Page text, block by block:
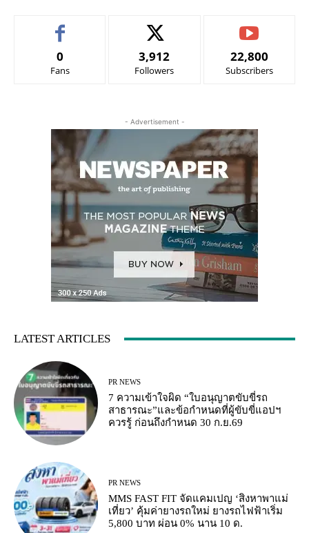
0
Fans
3,912
Followers
22,800
Subscribers
- Advertisement -
LATEST ARTICLES
PR NEWS
7 ความเข้าใจผิด “ใบอนุญาตขับขี่รถ
สาธารณะ”และข้อกำหนดที่ผู้ขับขี่แอปฯ
ควรรู้ ก่อนถึงกำหนด 30 ก.ย.69
PR NEWS
MMS FAST FIT จัดแคมเปญ ‘สิงหาพาแม่
เที่ยว’ คุ้มค่ายางรถใหม่ ยางรถไฟฟ้าเริ่ม
5,800 บาท ผ่อน 0% นาน 10 ด.